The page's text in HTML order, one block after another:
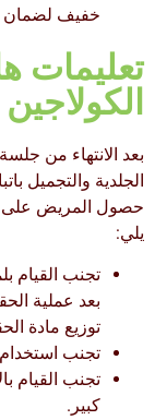
خفيف لضمان
تعليمات
بعد الانتهاء من جلسة
الجلدية والتجميل
حصول المريض على
يلي:
بعد عملية
توزيع مادة
تجنب استخدام
تجنب القيام
كبير.